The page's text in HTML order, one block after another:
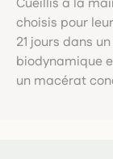
choisis pour
21 jours dans
biodynamique
un macérat